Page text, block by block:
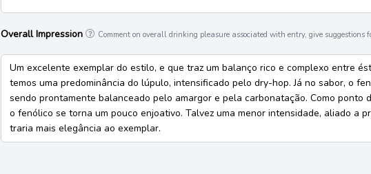
Overall Impression Comment on overall drinking pleasure associated with entry, give suggestions
Um excelente exemplar do estilo, e que traz um balanço rico e complexo entre
temos uma predominância do lúpulo, intensificado pelo dry-hop. Já no sabor, o
sendo prontamente balanceado pelo amargor e pela carbonatação. Como ponto
o fenólico se torna um pouco enjoativo. Talvez uma menor intensidade, aliado a
traria mais elegância ao exemplar.